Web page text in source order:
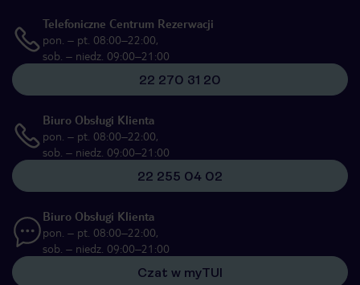
Telefoniczne Centrum Rezerwacji
pon. – pt. 08:00–22:00,
sob. – niedz. 09:00–21:00
22 270 31 20
Biuro Obsługi Klienta
pon. – pt. 08:00–22:00,
sob. – niedz. 09:00–21:00
22 255 04 02
Biuro Obsługi Klienta
pon. – pt. 08:00–22:00,
sob. – niedz. 09:00–21:00
Czat w myTUI